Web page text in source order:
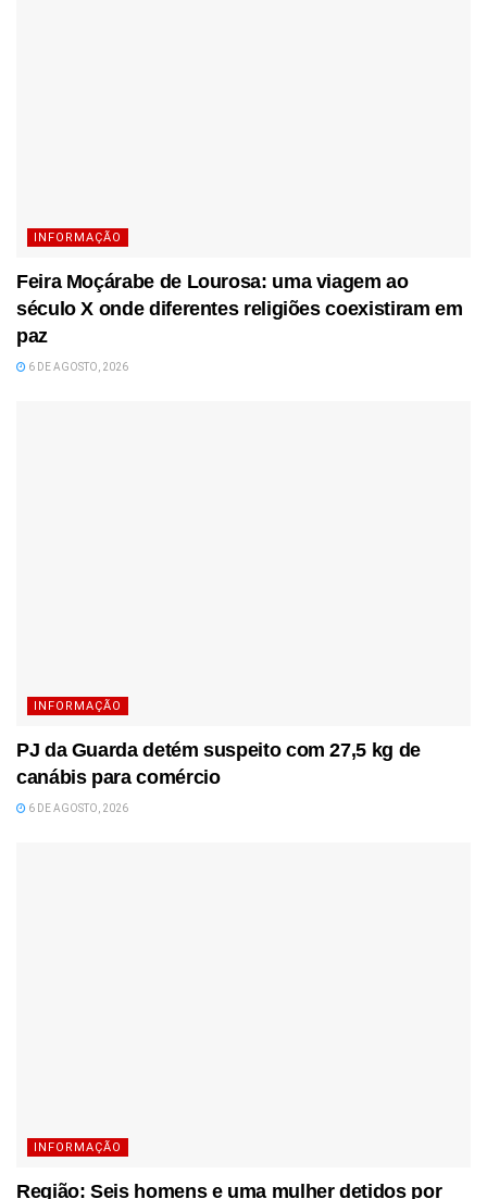
INFORMAÇÃO
Feira Moçárabe de Lourosa: uma viagem ao
século X onde diferentes religiões coexistiram em
paz
6 DE AGOSTO, 2026
INFORMAÇÃO
PJ da Guarda detém suspeito com 27,5 kg de
canábis para comércio
6 DE AGOSTO, 2026
INFORMAÇÃO
Região: Seis homens e uma mulher detidos por